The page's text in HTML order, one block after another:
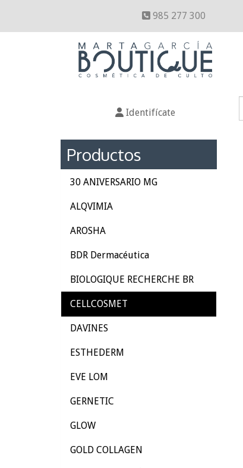
985 277 300
Identifícate
Productos
30 ANIVERSARIO MG
ALQVIMIA
AROSHA
BDR Dermacéutica
BIOLOGIQUE RECHERCHE BR
CELLCOSMET
DAVINES
ESTHEDERM
EVE LOM
GERNETIC
GLOW
GOLD COLLAGEN